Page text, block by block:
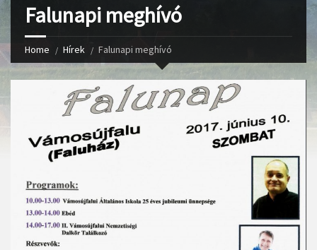
Falunapi meghívó
Home Hírek Falunapi meghívó